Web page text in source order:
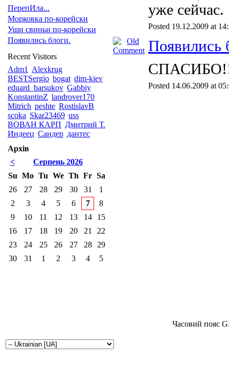
уже сейчас.
Posted 19.12.2009 at
Появились
Posted 14.06.2009 at
ПерепИла...
Морковка по-корейски
Уши свиньи по-корейски
Появились блоги.
Recent Visitors
Adm1
Alexkrug
BESTSergio bogat dim-kiev
eduard_barsukov Gabbiy
KonstantinZ landrover170
Mitrich peshte RostislavB
scoka Skar23469 uss
ВОВАН КАРП Дмитрий Т.
Индеец Сандер дантес
Архів
<
Серпень 2026
Su Mo Tu We Th Fr Sa
26
27 28 29 30 31
1
2
3 4 5 6 7
8
9
10 11 12 13 14
15
16
17 18 19 20 21
22
23
24 25 26 27 28
29
30
31 1 2 3 4 5
Часовий пояс